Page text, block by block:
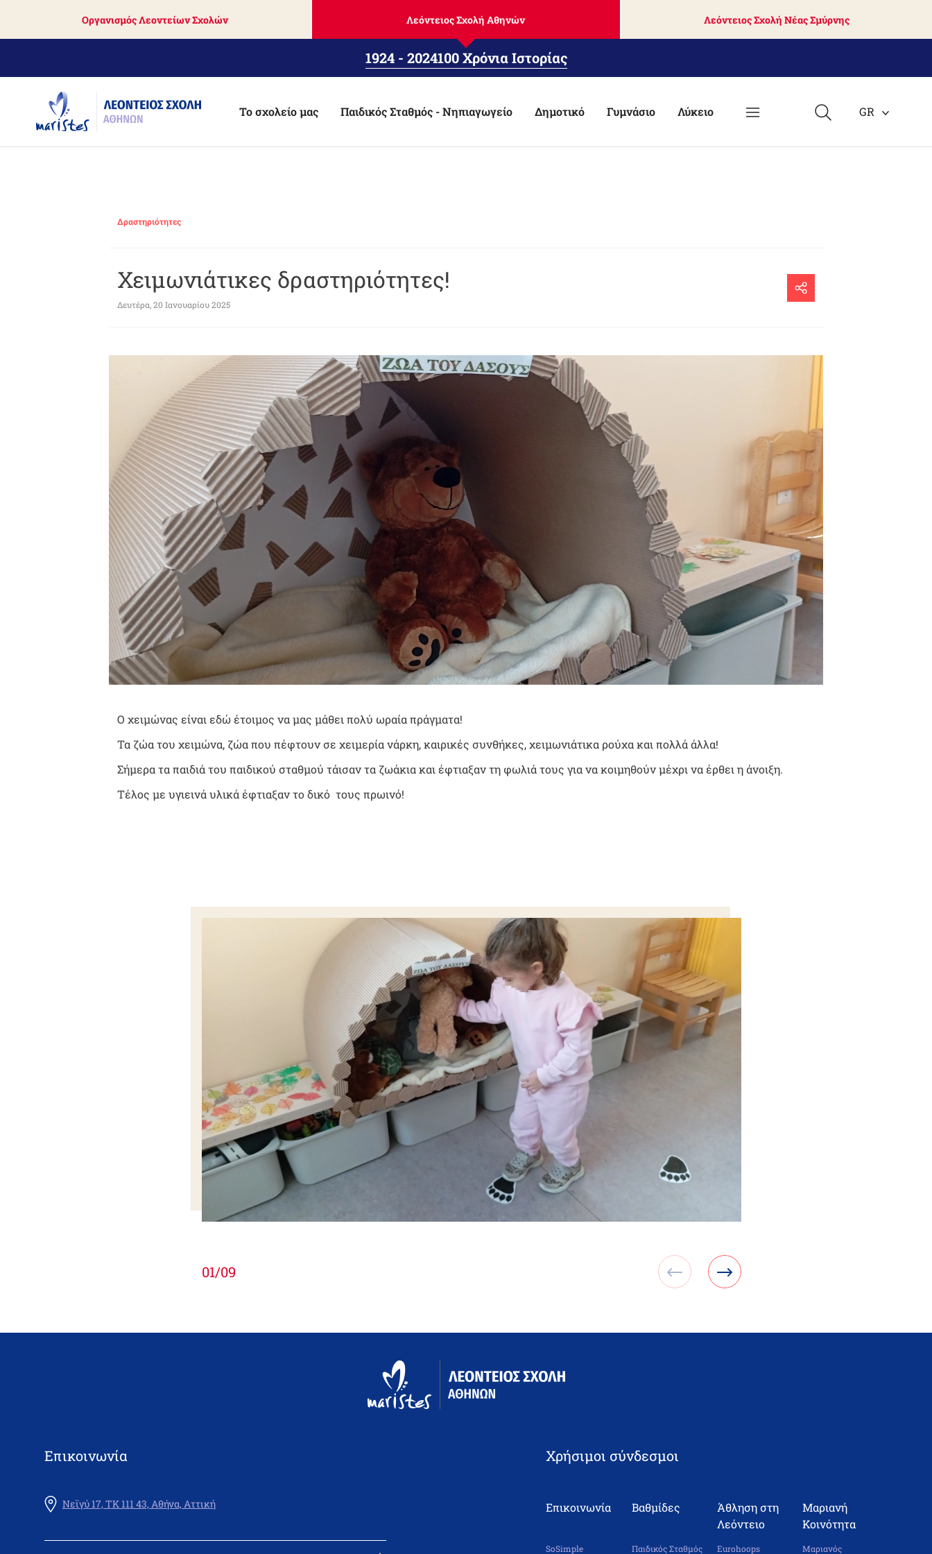
main
Οργανισμός Λεοντείων Σχολών Λεόντειος Σχολή Αθηνών Λεόντειος Σχολή Νέας Σμύρνης
1924 - 2024100 Χρόνια Ιστορίας
Το σχολείο μας Παιδικός Σταθμός - Νηπιαγωγείο Δημοτικό Γυμνάσιο Λύκειο GR
Δραστηριότητες
Χειμωνιάτικες δραστηριότητες!
Δευτέρα, 20 Ιανουαρίου 2025
Ο χειμώνας είναι εδώ έτοιμος να μας μάθει πολύ ωραία πράγματα!
Τα ζώα του χειμώνα, ζώα που πέφτουν σε χειμερία νάρκη, καιρικές συνθήκες, χειμωνιάτικα ρούχα και πολλά άλλα!
Σήμερα τα παιδιά του παιδικού σταθμού τάισαν τα ζωάκια και έφτιαξαν τη φωλιά τους για να κοιμηθούν μέχρι να έρθει η άνοιξη.
Τέλος με υγιεινά υλικά έφτιαξαν το δικό τους πρωινό!
01/09
Επικοινωνία
Νεϊγύ 17, ΤΚ 111 43, Αθήνα, Αττική
Χρήσιμοι σύνδεσμοι
Επικοινωνία
SoSimple
Βαθμίδες
Παιδικός Σταθμός
Άθληση στη
Λεόντειο
Eurohoops
Μαριανή
Κοινότητα
Μαριανός